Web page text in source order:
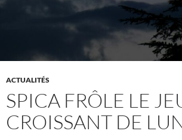
ACTUALITÉS
SPICA FRÔLE LE
CROISSANT DE